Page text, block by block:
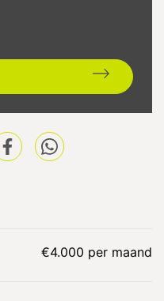
€4.000 per maand